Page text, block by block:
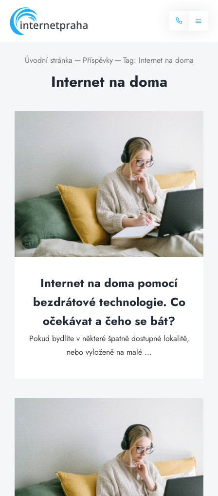
content
Toggle
Internet
Často hledané dotazy
Dostupnost
Blog
Kontakt
Úvodní stránka ─ Příspěvky ─ Tag: Internet na doma
Internet na doma
Internet na doma pomocí
bezdrátové technologie. Co
očekávat a čeho se bát?
Pokud bydlíte v některé špatně dostupné lokalitě,
nebo vyloženě na malé ...